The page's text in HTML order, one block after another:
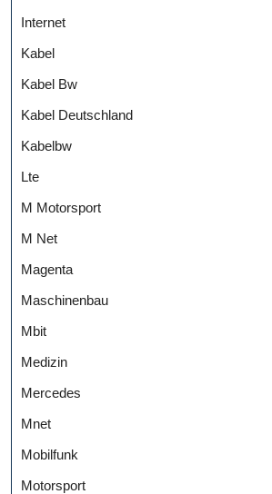
Internet
Kabel
Kabel Bw
Kabel Deutschland
Kabelbw
Lte
M Motorsport
M Net
Magenta
Maschinenbau
Mbit
Medizin
Mercedes
Mnet
Mobilfunk
Motorsport